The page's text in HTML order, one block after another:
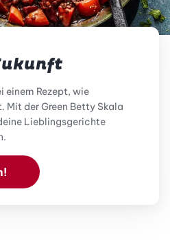
einem Rezept, wie
der Green Betty Skala
Lieblingsgerichte